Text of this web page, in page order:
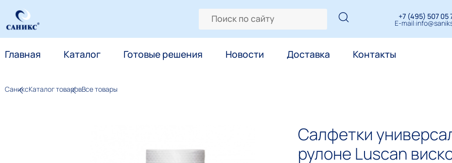
+7 (495) 507 05
E-mail:
Главная Каталог Готовые решения Новости Доставка Контакты
СаниксКаталог товаровВсе товары
Салфетки
рулоне Luscan